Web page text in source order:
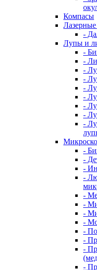
Компасы
-
Лупы и
-
-
-
-
-
-
-
-
-
-
-
-
-
-
-
-
-
-
-
-
-